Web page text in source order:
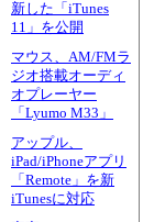
新した「iTunes
11」を公開
マウス、AM/FMラ
ジオ搭載オーディ
オプレーヤー
「Lyumo M33」
アップル、
iPad/iPhoneアプリ
「Remote」を新
iTunesに対応